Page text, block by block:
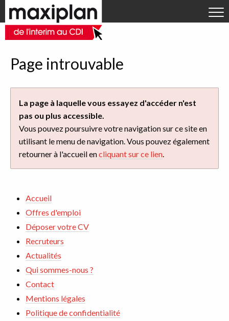
Aller directement à la navigation
Aller directement au contenu
OFFRES D'EMPLOI
DÉPOSER VOTRE CV
Contact
Page introuvable
La page à laquelle vous essayez d'accéder n'est
pas ou plus accessible.
Vous pouvez poursuivre votre navigation sur ce site en
utilisant le menu de navigation. Vous pouvez également
retourner à l'accueil encliquant sur ce lien.
Accueil
Offres d'emploi
Déposer votre CV
Recruteurs
Actualités
Qui sommes-nous ?
Contact
Mentions légales
Politique de confidentialité